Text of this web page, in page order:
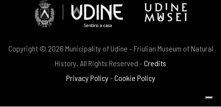
Copyright © 2026 Municipality of Udine - Friulian Museum of Natural
History. All Rights Reserved - Credits
Privacy Policy- Cookie Policy